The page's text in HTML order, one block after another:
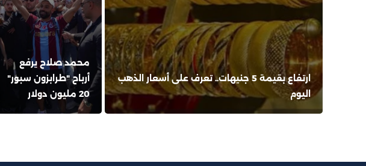
ارتفاع بقيمة 5 جنيهات.. تعرف على أسعار الذهب
اليوم
محمد صلاح يرفع
أرباح "طرابزون سبور"
20 مليون دولار